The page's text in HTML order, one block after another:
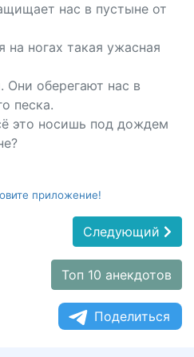
нас в пустыне от
ногах такая ужасная
оберегают нас в
песка.
это носишь под дождем
приложение!
Следующий
Топ 10 анекдотов
Поделиться